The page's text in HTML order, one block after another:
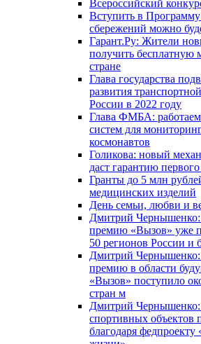
Всероссийский
Вступить в
сбережений можно
Гарант.Ру: Жители
получить бесплатную
стране
Глава государства
развития
России в 2022 году
Глава ФМБА: работаем
систем для
космонавтов
Голикова: новый
даст гарантию
Гранты до 5 млн
медицинских изделий
День семьи, любви и
Дмитрий
премию «Вызов» уже
50 регионов России и
Дмитрий
премию в области
«Вызов» поступило
стран м
Дмитрий
спортивных объектов
благодаря